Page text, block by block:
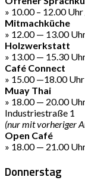
» 10.00 – 12.00
Mitmachküche
» 12.00 — 13.00
Holzwerkstatt
» 13.00 — 15.30
Café Connect
» 15.00 —18.00
Muay Thai
» 18.00 — 20.00
Industriestraße 1
(nur mit vorheriger
Open Café
» 18.00 — 21.00
Donnerstag